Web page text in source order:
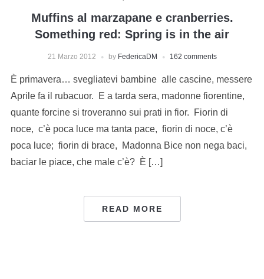
Muffins al marzapane e cranberries.
Something red: Spring is in the air
21 Marzo 2012 by FedericaDM 162 comments
È primavera… svegliatevi bambine alle cascine, messere
Aprile fa il rubacuor. E a tarda sera, madonne fiorentine,
quante forcine si troveranno sui prati in fior. Fiorin di
noce, c’è poca luce ma tanta pace, fiorin di noce, c’è
poca luce; fiorin di brace, Madonna Bice non nega baci,
baciar le piace, che male c’è? È […]
READ MORE